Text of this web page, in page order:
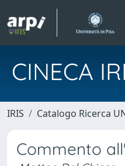
CINECA
IRIS Catalogo Ricerca
Commento